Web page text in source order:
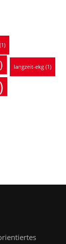
(1)
langzeit-ekg (1)